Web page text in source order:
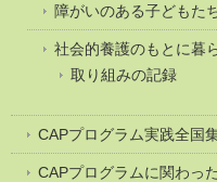
障がいのある子どもた
社会的養護のもとに暮
取り組みの記録
CAPプログラム実践全国
CAPプログラムに関わっ